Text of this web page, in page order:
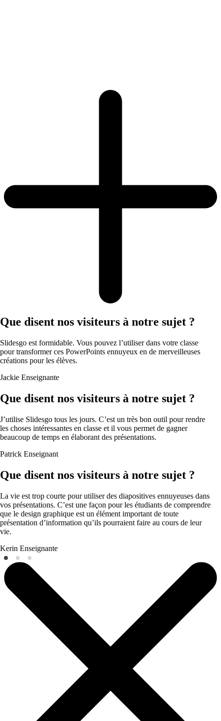
Que disent nos visiteurs à notre sujet ?
Slidesgo est formidable. Vous pouvez l’utiliser dans votre classe
pour transformer ces PowerPoints ennuyeux en de merveilleuses
créations pour les élèves.
Jackie Enseignante
Que disent nos visiteurs à notre sujet ?
J’utilise Slidesgo tous les jours. C’est un très bon outil pour rendre
les choses intéressantes en classe et il vous permet de gagner
beaucoup de temps en élaborant des présentations.
Patrick Enseignant
Que disent nos visiteurs à notre sujet ?
La vie est trop courte pour utiliser des diapositives ennuyeuses dans
vos présentations. C’est une façon pour les étudiants de comprendre
que le design graphique est un élément important de toute
présentation d’information qu’ils pourraient faire au cours de leur
vie.
Kerin Enseignante